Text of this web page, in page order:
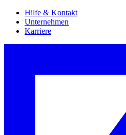
Hilfe & Kontakt
Unternehmen
Karriere